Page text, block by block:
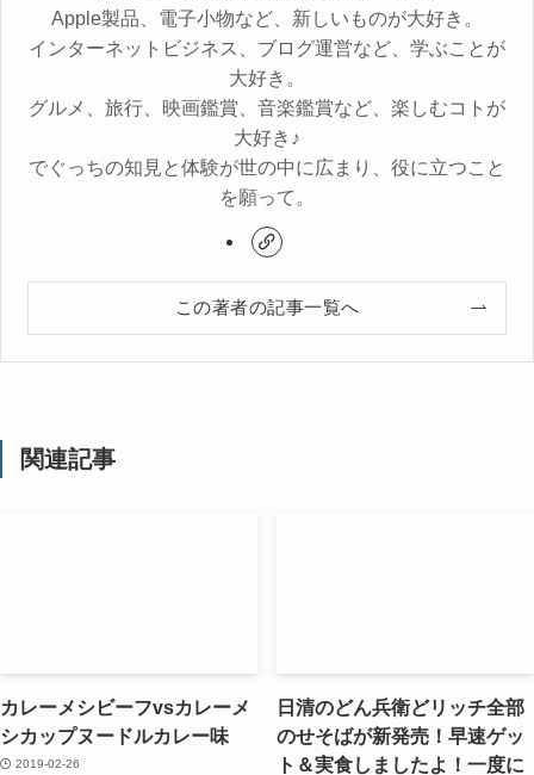
Apple製品、電子小物など、新しいものが大好き。
インターネットビジネス、ブログ運営など、学ぶことが
大好き。
グルメ、旅行、映画鑑賞、音楽鑑賞など、楽しむコトが
大好き♪
でぐっちの知見と体験が世の中に広まり、役に立つこと
を願って。
この著者の記事一覧へ
関連記事
カレーメシビーフvsカレーメ
シカップヌードルカレー味
2019-02-26
日清のどん兵衛どリッチ全部
のせそばが新発売！早速ゲッ
ト＆実食しましたよ！一度に